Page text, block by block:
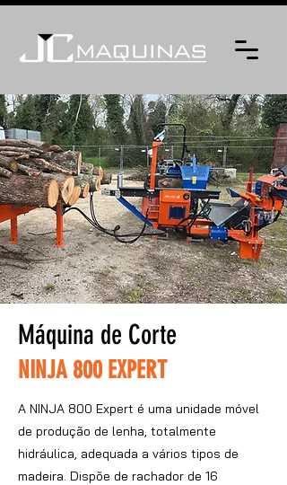
Máquina de Corte
NINJA 800 EXPERT
A NINJA 800 Expert é uma unidade móvel
de produção de lenha, totalmente
hidráulica, adequada a vários tipos de
madeira. Dispõe de rachador de 16